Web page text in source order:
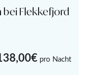
bei Flekkefjord
pro Nacht